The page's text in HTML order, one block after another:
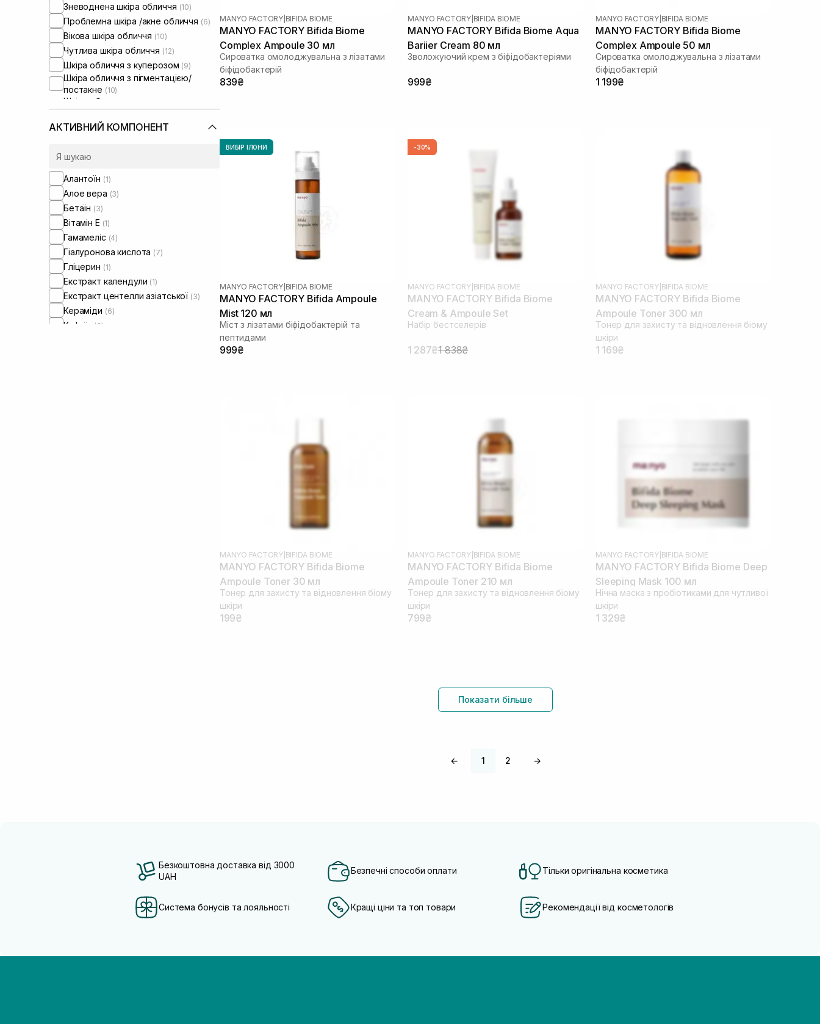
Зневоднена шкіра обличчя (10)
Проблемна шкіра /акне обличчя (6)
Вікова шкіра обличчя (10)
Чутлива шкіра обличчя (12)
Шкіра обличчя з куперозом (9)
Шкіра обличчя з пігментацією/
постакне (10)
Шкіра обличчя з розширеними
порами
Шкіра обличчя з порушеним
мікробіомом
АКТИВНИЙ КОМПОНЕНТ
Алантоїн (1)
Алое вера (3)
Бетаїн (3)
Вітамін Е (1)
Гамамеліс (4)
Гіалуронова кислота (7)
Гліцерин (1)
Екстракт календули (1)
Екстракт центелли азіатської (3)
Кераміди (6)
Кофеїн (3)
MANYO FACTORY| BIFIDA BIOME
MANYO FACTORY Bifida Biome
Complex Ampoule 30 мл
Сироватка омолоджувальна з лізатами
біфідобактерій
839₴
MANYO FACTORY| BIFIDA BIOME
MANYO FACTORY Bifida Biome Aqua
Bariier Cream 80 мл
Зволожуючий крем з біфідобактеріями
999₴
MANYO FACTORY| BIFIDA BIOME
MANYO FACTORY Bifida Biome
Complex Ampoule 50 мл
Сироватка омолоджувальна з лізатами
біфідобактерій
1 199₴
ВИБІР ІЛОНИ
MANYO FACTORY| BIFIDA BIOME
MANYO FACTORY Bifida Ampoule
Mist 120 мл
Міст з лізатами біфідобактерій та
пептидами
999₴
-30%
MANYO FACTORY| BIFIDA BIOME
MANYO FACTORY Bifida Biome
Cream & Ampoule Set
Набір бестселерів
1 287₴1 838₴
MANYO FACTORY| BIFIDA BIOME
MANYO FACTORY Bifida Biome
Ampoule Toner 300 мл
Тонер для захисту та відновлення біому
шкіри
1 169₴
MANYO FACTORY| BIFIDA BIOME
MANYO FACTORY Bifida Biome
Ampoule Toner 30 мл
Тонер для захисту та відновлення біому
шкіри
199₴
MANYO FACTORY| BIFIDA BIOME
MANYO FACTORY Bifida Biome
Ampoule Toner 210 мл
Тонер для захисту та відновлення біому
шкіри
799₴
MANYO FACTORY| BIFIDA BIOME
MANYO FACTORY Bifida Biome Deep
Sleeping Mask 100 мл
Нічна маска з пробіотиками для чутливої
шкіри
1 329₴
Показати більше
← 1 2 →
Безкоштовна доставка від 3000
UAH
Безпечні способи оплати Тільки оригінальна косметика
Система бонусів та лояльності Кращі ціни та топ товари Рекомендації від косметологів